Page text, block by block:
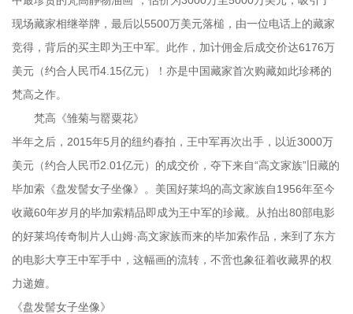
现场藏家相继举牌，最后以5500万美元落槌，由一位电话上的藏家
竞得，背后的买主即为王中军。此作，加计佣金后成交价达6176万
美元（约合人民币4.15亿元）！亦是中国藏家首次购藏如此珍稀的
梵高之作。
梵高《雏菊与罂粟花》
半年之后，2015年5月的纽约春拍，王中军再次出手，以近3000万
美元（约合人民币2.01亿元）的成交价，夺下来自“高文家族”旧藏的
毕加索《盘发髻女子坐像》。美国好莱坞的高文家族自1956年至今
收藏60年岁月的毕加索精品即成为王中军的珍藏。从拍出80部电影
的好莱坞传奇制片人山姆·高文家族而来的毕加索作品，来到了东方
的电影大亨王中军手中，这幅画的流转，不啻也象征着收藏界的权
力递嬗。
《盘发髻女子坐像》